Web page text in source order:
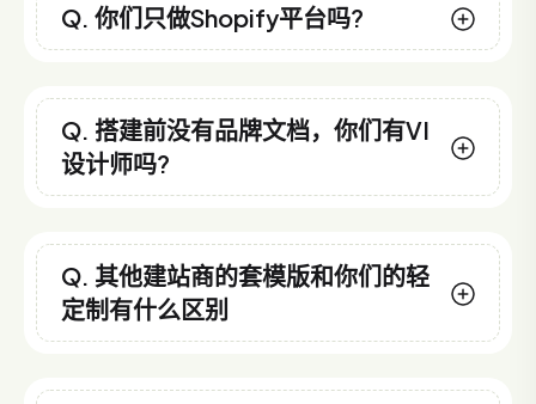
Q. 你们只做Shopify平台吗?
Q. 搭建前没有品牌文档，你们有VI
设计师吗?
Q. 其他建站商的套模版和你们的轻
定制有什么区别